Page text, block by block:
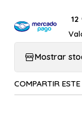
12
Mostrar
COMPARTIR